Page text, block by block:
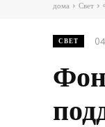
дома Свет
СВЕТ